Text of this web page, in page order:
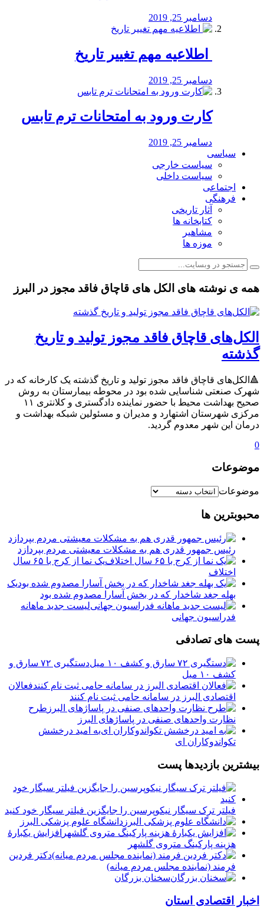
دسامبر 25, 2019
️ اطلاعیه مهم تغییر تاریخ
دسامبر 25, 2019
کارت ورود به امتحانات ترم تابس
دسامبر 25, 2019
سیاسی
سیاست خارجی
سیاست داخلی
اجتماعی
فرهنگی
آثار تاریخی
کتابخانه ها
مشاهیر
موزه ها
همه ی نوشته های الکل های قاچاق فاقد مجوز در البرز
الکل‌های قاچاق فاقد مجوز تولید و تاریخ
گذشته
🔺الکل‌های قاچاق فاقد مجوز تولید ‌و تاریخ گذشته یک کارخانه که در
شهرک صنعتی شناسایی شده بود در محوطه بیمارستان به روش
صحیح بهداشت محیط با حضور نماینده دادگستری و کلانتری ۱۱
مرکزی شهرستان اشتهارد و مدیران و مسئولین شبکه بهداشت و
درمان این شهر معدوم گردید.
0
موضوعات
موضوعات
محبوبترین ها
رئیس جمهور قدری هم به مشکلات معیشتی مردم بپردازد
یک نما از کرج با ۶۵ سال
اختلاف
یک
بهله جغد شاخدار که در بخش آسارا مصدوم شده بود
لیست جدید ماهانه
فدراسیون جهانی
پست های تصادفی
️دستگیری ۷۲ سارق و
کشف ۱۰ میل
️فعالان
اقتصادی البرز در سامانه حامی ثبت نام کنند
طرح
نظارت واحدهای صنفی در پاساژهای البرز
به امید درخشش
تکواندوکاران ای
بیشترین بازدیدها پست
فیلتر ترک سیگار نیکوپرسین را جایگزین فیلتر سیگار خود کنید
دانشگاه علوم پزشکی البرز
افزایش یکبارۀ
هزینه پارکینگ متروی گلشهر
دكتر فردين
فرمند (نماينده مجلس مردم میانه)
سخنان بزرگان
اخبار اقتصادی استان